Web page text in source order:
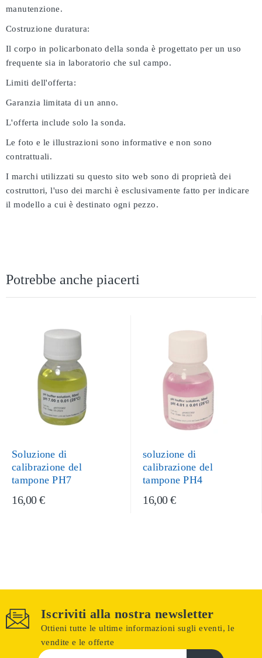
manutenzione.
Costruzione duratura:
Il corpo in policarbonato della sonda è progettato per un uso
frequente sia in laboratorio che sul campo.
Limiti dell'offerta:
Garanzia limitata di un anno.
L'offerta include solo la sonda.
Le foto e le illustrazioni sono informative e non sono
contrattuali.
I marchi utilizzati su questo sito web sono di proprietà dei
costruttori, l'uso dei marchi è esclusivamente fatto per indicare
il modello a cui è destinato ogni pezzo.
Potrebbe anche piacerti
Soluzione di
calibrazione del
tampone PH7
16,00 €
soluzione di
calibrazione del
tampone PH4
16,00 €
Iscriviti alla nostra newsletter
Ottieni tutte le ultime informazioni sugli eventi, le
vendite e le offerte